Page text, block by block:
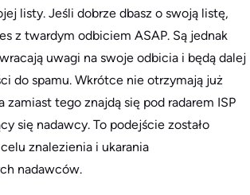
listy. Jeśli dobrze dbasz o swoją listę,
z twardym odbiciem ASAP. Są jednak
uwagi na swoje odbicia i będą dalej
do spamu. Wkrótce nie otrzymają już
zamiast tego znajdą się pod radarem ISP
się nadawcy. To podejście zostało
znalezienia i ukarania
nadawców.